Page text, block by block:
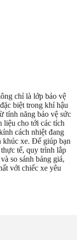
chỉ là lớp bảo vệ
biệt trong khí hậu
tính năng bảo vệ sức
liệu cho tới các tích
cách nhiệt đang
khúc xe. Để giúp bạn
tế, quy trình lắp
so sánh bảng giá,
với chiếc xe yêu